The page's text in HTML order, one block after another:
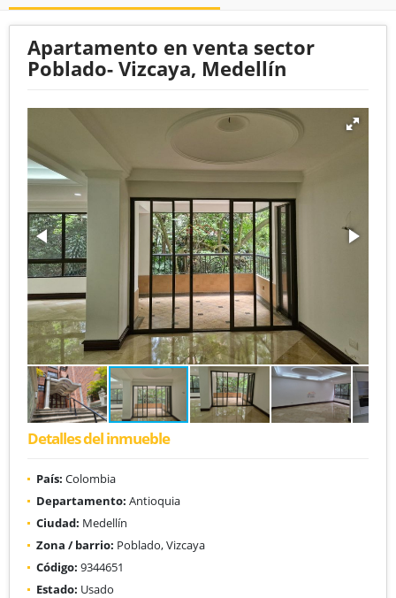
Apartamento en venta sector
Poblado- Vizcaya, Medellín
Detalles del inmueble
País: Colombia
Departamento: Antioquia
Ciudad: Medellín
Zona / barrio: Poblado, Vizcaya
Código: 9344651
Estado: Usado